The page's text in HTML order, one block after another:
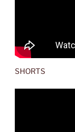
SHORTS